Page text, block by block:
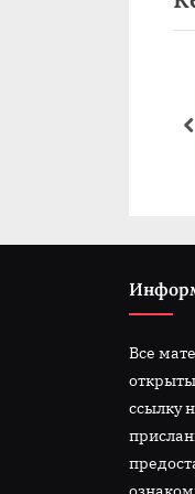
u
t
Все
ссылку